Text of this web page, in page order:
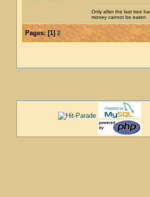
Only after the last tree
money cannot be eaten.
Pages:[1] 2